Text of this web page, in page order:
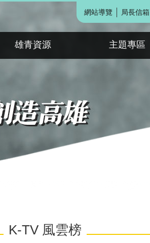
網站導覽 局長信箱
雄青資源 主題專區
K-TV 風雲榜